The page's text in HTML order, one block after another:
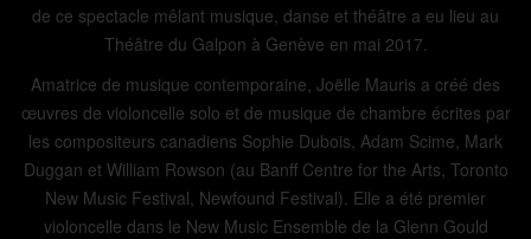
de ce spectacle mêlant musique, danse et théâtre a eu lieu au
Théâtre du Galpon à Genève en mai 2017.
Amatrice de musique contemporaine, Joëlle Mauris a créé des
œuvres de violoncelle solo et de musique de chambre écrites par
les compositeurs canadiens Sophie Dubois, Adam Scime, Mark
Duggan et William Rowson (au Banff Centre for the Arts, Toronto
New Music Festival, Newfound Festival). Elle a été premier
violoncelle dans le New Music Ensemble de la Glenn Gould